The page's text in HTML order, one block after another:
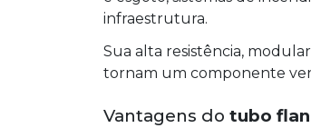
infraestrutura.
Sua alta resistência,
tornam um componente
Vantagens do tubo